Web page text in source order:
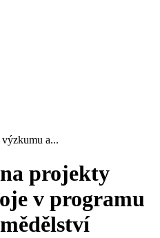
a...
projekty
v programu